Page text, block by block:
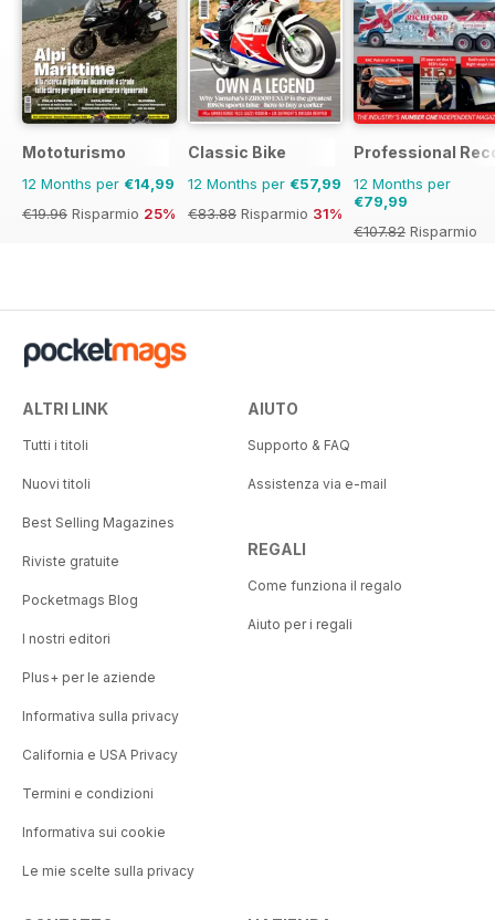
Mototurismo
12 Months per €14,99
€19.96 Risparmio 25%
Classic Bike
12 Months per €57,99
€83.88 Risparmio 31%
Professional
12 Months per
€79,99
€107.82 Risparmio
ALTRI LINK
Tutti i titoli
Nuovi titoli
Best Selling Magazines
Riviste gratuite
Pocketmags Blog
I nostri editori
Plus+ per le aziende
Informativa sulla privacy
California e USA Privacy
Termini e condizioni
Informativa sui cookie
Le mie scelte sulla privacy
AIUTO
Supporto & FAQ
Assistenza via e-mail
REGALI
Come funziona il regalo
Aiuto per i regali